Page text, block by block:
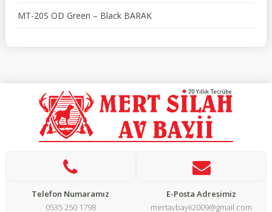
MT-20S OD Green – Black BARAK
Telefon Numaramız
0535 250 1798
E-Posta Adresimiz
mertavbayii2009@gmail.com